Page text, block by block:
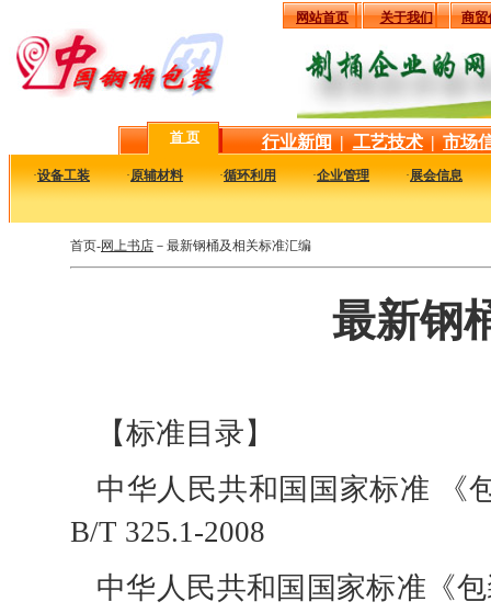
网站首页 关于我们 商贸
首 页 行业新闻 | 工艺技术 | 市场
·设备工装 ·原辅材料 ·循环利用 ·企业管理 ·展会信息
首页-网上书店 －最新钢桶及相关标准汇编
最新钢
【标准目录】
中华人民共和国国家标准 《
B/T 325.1-2008
中华人民共和国国家标准《